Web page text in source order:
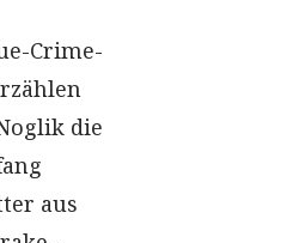
Crime-
die
aus